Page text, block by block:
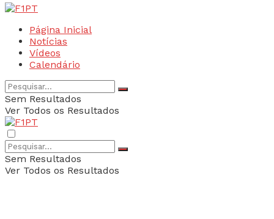
Página Inicial
Notícias
Vídeos
Calendário
Sem Resultados
Ver Todos os Resultados
Sem Resultados
Ver Todos os Resultados